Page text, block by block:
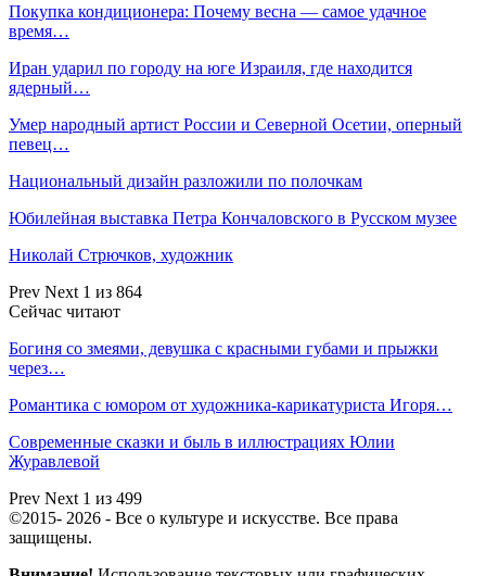
Покупка кондиционера: Почему весна — самое удачное
время…
Иран ударил по городу на юге Израиля, где находится
ядерный…
Умер народный артист России и Северной Осетии, оперный
певец…
Национальный дизайн разложили по полочкам
Юбилейная выставка Петра Кончаловского в Русском музее
Николай Стрючков, художник
Prev Next 1 из 864
Сейчас читают
Богиня со змеями, девушка с красными губами и прыжки
через…
Романтика с юмором от художника-карикатуриста Игоря…
Современные сказки и быль в иллюстрациях Юлии
Журавлевой
Prev Next 1 из 499
©2015- 2026 - Все о культуре и искусстве. Все права
защищены.